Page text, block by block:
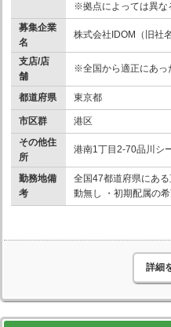
※拠点によっては異な
募集企業
名
株式会社IDOM（旧社
支店/店
舗
※全国から適正にあっ
都道府県 東京都
市区群
港区
その他住
所
港南1丁目2-70品川シ
勤務地備
考
全国47都道府県にあ
動無し ・初期配属の
詳細